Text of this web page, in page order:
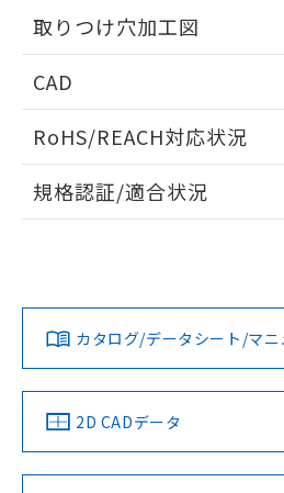
取りつけ穴加工図
CAD
ドすることができます。
ログイン/会
ダウンロードデータをご利用いた
みください。
ソフトウェアの使用条件
RoHS/REACH対応状況
EU RoHS 注意事項・凡例
対応済み
中国 RoHS 注意事項・凡例
規格認証/適合状況
LR型式承認
（イギリス
船舶規格）
DNV型式承認
（ノルウェー
No No
カタログ/データシート/マニ
2D CADデータ
物質の対応では、対応完了
荷製品に未対応品が混在
していることから、特段の
り、2022年1月12日より割
す。